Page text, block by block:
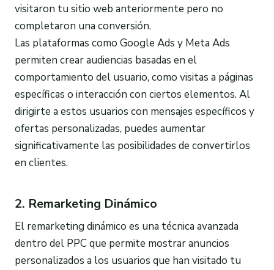
visitaron tu sitio web anteriormente pero no
completaron una conversión.
Las plataformas como Google Ads y Meta Ads
permiten crear audiencias basadas en el
comportamiento del usuario, como visitas a páginas
específicas o interacción con ciertos elementos. Al
dirigirte a estos usuarios con mensajes específicos y
ofertas personalizadas, puedes aumentar
significativamente las posibilidades de convertirlos
en clientes.
2. Remarketing Dinámico
El remarketing dinámico es una técnica avanzada
dentro del PPC que permite mostrar anuncios
personalizados a los usuarios que han visitado tu